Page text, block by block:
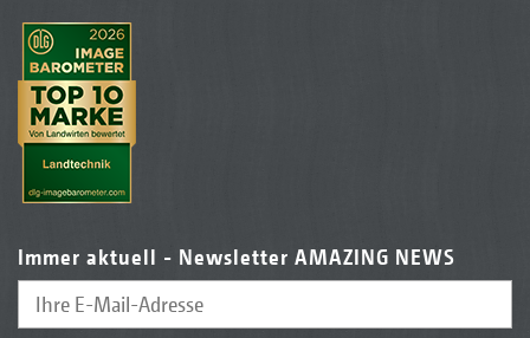
Immer aktuell - Newsletter AMAZING NEWS